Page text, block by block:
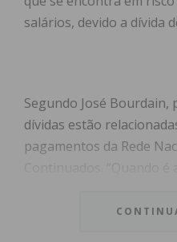
salários, devido a dívida
Segundo José Bourdain,
dívidas estão
pagamentos da Rede
pagar. Há unidades que